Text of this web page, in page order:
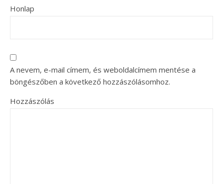
Honlap
A nevem, e-mail címem, és weboldalcímem mentése a
böngészőben a következő hozzászólásomhoz.
Hozzászólás